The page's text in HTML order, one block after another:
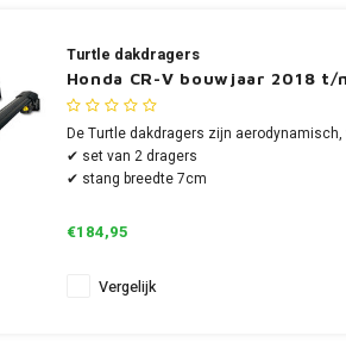
Turtle dakdragers
Honda CR-V bouwjaar 2018
De Turtle dakdragers zijn
✔ set van 2 dragers
✔ stang breedte 7cm
€184,95
Vergelijk